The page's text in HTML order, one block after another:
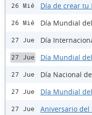
26 Mié Día de crear tu
26 Mié Día Mundial
27 Jue Día
27 Jue Día Mundial
27 Jue Día Nacional
27 Jue Día Mundial
27 Jue Aniversario del